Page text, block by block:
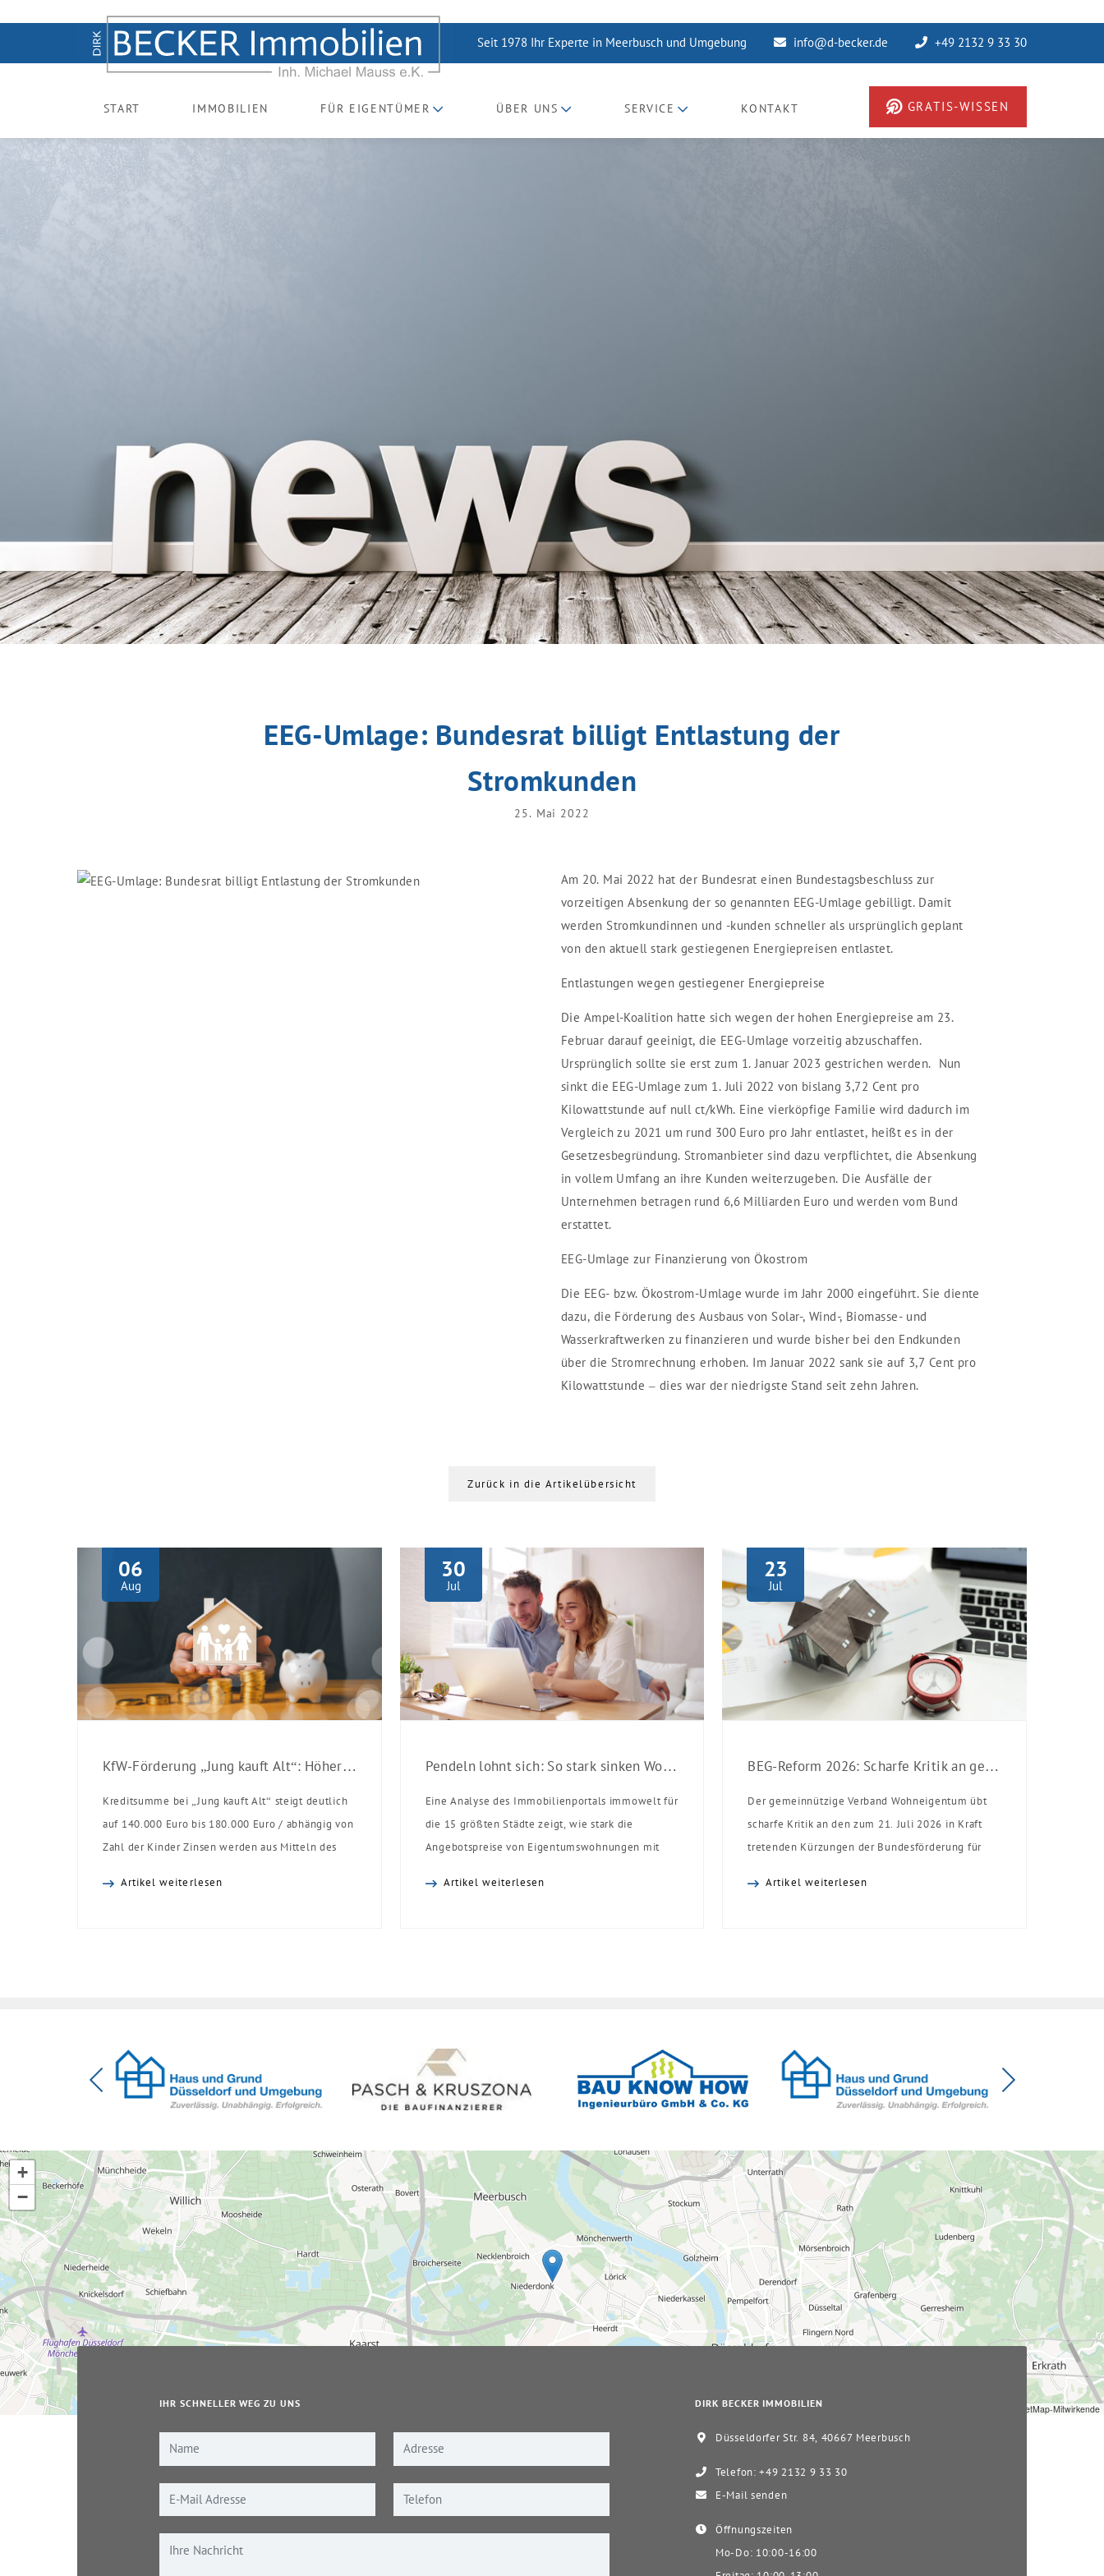
Seit 1978 Ihr Experte in Meerbusch und Umgebung info@d-becker.de +49 2132 9 33 30
START IMMOBILIEN FÜR EIGENTÜMER ÜBER UNS SERVICE KONTAKT GRATIS-WISSEN
EEG-Umlage: Bundesrat billigt Entlastung der
Stromkunden
25. Mai 2022
Am 20. Mai 2022 hat der Bundesrat einen Bundestagsbeschluss zur
vorzeitigen Absenkung der so genannten EEG-Umlage gebilligt. Damit
werden Stromkundinnen und -kunden schneller als ursprünglich geplant
von den aktuell stark gestiegenen Energiepreisen entlastet.
Entlastungen wegen gestiegener Energiepreise
Die Ampel-Koalition hatte sich wegen der hohen Energiepreise am 23.
Februar darauf geeinigt, die EEG-Umlage vorzeitig abzuschaffen.
Ursprünglich sollte sie erst zum 1. Januar 2023 gestrichen werden. Nun
sinkt die EEG-Umlage zum 1. Juli 2022 von bislang 3,72 Cent pro
Kilowattstunde auf null ct/kWh. Eine vierköpfige Familie wird dadurch im
Vergleich zu 2021 um rund 300 Euro pro Jahr entlastet, heißt es in der
Gesetzesbegründung. Stromanbieter sind dazu verpflichtet, die Absenkung
in vollem Umfang an ihre Kunden weiterzugeben. Die Ausfälle der
Unternehmen betragen rund 6,6 Milliarden Euro und werden vom Bund
erstattet.
EEG-Umlage zur Finanzierung von Ökostrom
Die EEG- bzw. Ökostrom-Umlage wurde im Jahr 2000 eingeführt. Sie diente
dazu, die Förderung des Ausbaus von Solar-, Wind-, Biomasse- und
Wasserkraftwerken zu finanzieren und wurde bisher bei den Endkunden
über die Stromrechnung erhoben. Im Januar 2022 sank sie auf 3,7 Cent pro
Kilowattstunde – dies war der niedrigste Stand seit zehn Jahren.
Zurück in die Artikelübersicht
06
Aug
KfW-Förderung „Jung kauft Alt“: Höhere Kredite ab August 2026
Kreditsumme bei „Jung kauft Alt“ steigt deutlich
auf 140.000 Euro bis 180.000 Euro / abhängig von
Zahl der Kinder Zinsen werden aus Mitteln des
Artikel weiterlesen
30
Jul
Pendeln lohnt sich: So stark sinken Wohnungspreise im Umland
Eine Analyse des Immobilienportals immowelt für
die 15 größten Städte zeigt, wie stark die
Angebotspreise von Eigentumswohnungen mit
Artikel weiterlesen
23
Jul
BEG-Reform 2026: Scharfe Kritik an gekürzten Sanierungsförderungen
Der gemeinnützige Verband Wohneigentum übt
scharfe Kritik an den zum 21. Juli 2026 in Kraft
tretenden Kürzungen der Bundesförderung für
Artikel weiterlesen
+
−
© OpenStreetMap-Mitwirkende
IHR SCHNELLER WEG ZU UNS DIRK BECKER IMMOBILIEN
Düsseldorfer Str. 84, 40667 Meerbusch
Telefon: +49 2132 9 33 30
E-Mail senden
Öffnungszeiten
Mo-Do: 10:00-16:00